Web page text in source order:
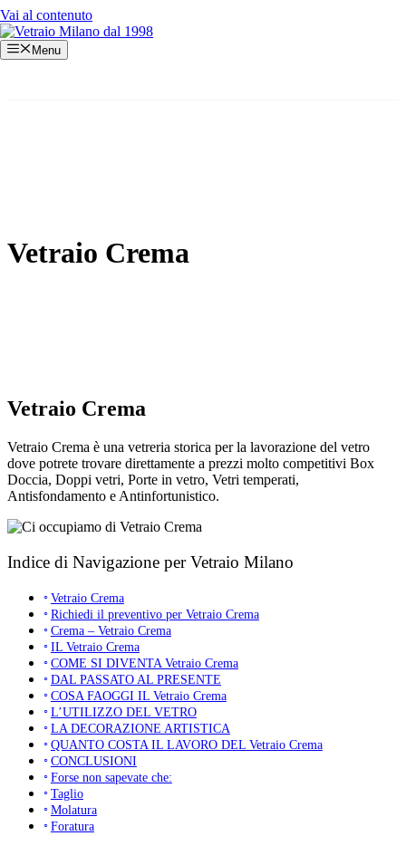
Vai al contenuto
Menu
Vetraio Crema
Vetraio Crema
Vetraio Crema è una vetreria storica per la lavorazione del vetro
dove potrete trovare direttamente a prezzi molto competitivi Box
Doccia, Doppi vetri, Porte in vetro, Vetri temperati,
Antisfondamento e Antinfortunistico.
Indice di Navigazione per Vetraio Milano
Vetraio Crema
Richiedi il preventivo per Vetraio Crema
Crema – Vetraio Crema
IL Vetraio Crema
COME SI DIVENTA Vetraio Crema
DAL PASSATO AL PRESENTE
COSA FAOGGI IL Vetraio Crema
L’UTILIZZO DEL VETRO
LA DECORAZIONE ARTISTICA
QUANTO COSTA IL LAVORO DEL Vetraio Crema
CONCLUSIONI
Forse non sapevate che:
Taglio
Molatura
Foratura